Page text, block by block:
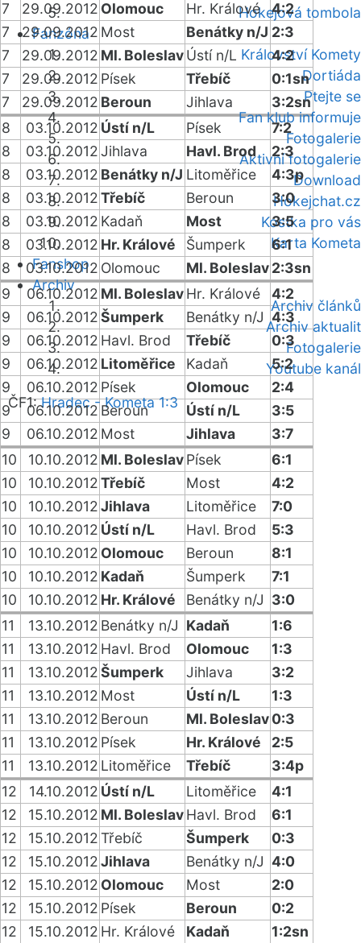
Hokejová tombola
Fanzóna
Království Komety
Dortiáda
Ptejte se
Fan klub informuje
Fotogalerie
Aktivní fotogalerie
Download
Hokejchat.cz
Kostka pro vás
Karta Kometa
Fanshop
Archiv
Archiv článků
Archiv aktualit
Fotogalerie
Youtube kanál
ČF1:Hradec - Kometa 1:3
7
29.09.2012 Olomouc Hr. Králové
4:2
7
29.09.2012 Most Benátky n/J 2:3
7
29.09.2012 Ml. BoleslavÚstí n/L
4:2
7
29.09.2012 Písek Třebíč
0:1sn
7
29.09.2012 Beroun Jihlava
3:2sn
8
03.10.2012 Ústí n/L Písek
7:2
8
03.10.2012Jihlava Havl. Brod
2:3
8
03.10.2012 Benátky n/J Litoměřice
4:3p
8
03.10.2012Třebíč Beroun
3:0
8
03.10.2012 Kadaň Most
3:5
8
03.10.2012 Hr. Králové Šumperk
6:1
8
03.10.2012 Olomouc Ml. Boleslav2:3sn
9
06.10.2012 Ml. BoleslavHr. Králové
4:2
9
06.10.2012Šumperk Benátky n/J 4:3
9
06.10.2012 Havl. Brod Třebíč
0:3
9
06.10.2012 Litoměřice Kadaň
5:2
9
06.10.2012 Písek Olomouc
2:4
9
06.10.2012 Beroun Ústí n/L
3:5
9
06.10.2012 Most Jihlava
3:7
10
10.10.2012 Ml. BoleslavPísek
6:1
10
10.10.2012Třebíč Most
4:2
10
10.10.2012Jihlava Litoměřice
7:0
10
10.10.2012 Ústí n/L Havl. Brod
5:3
10
10.10.2012 Olomouc Beroun
8:1
10
10.10.2012 Kadaň Šumperk
7:1
10
10.10.2012 Hr. Králové Benátky n/J 3:0
11
13.10.2012 Benátky n/J Kadaň
1:6
11
13.10.2012 Havl. Brod Olomouc
1:3
11
13.10.2012Šumperk Jihlava
3:2
11
13.10.2012 Most Ústí n/L
1:3
11
13.10.2012 Beroun Ml. Boleslav0:3
11
13.10.2012 Písek Hr. Králové
2:5
11
13.10.2012 Litoměřice Třebíč
3:4p
12
14.10.2012 Ústí n/L Litoměřice
4:1
12
15.10.2012 Ml. BoleslavHavl. Brod
6:1
12
15.10.2012Třebíč Šumperk
0:3
12
15.10.2012Jihlava Benátky n/J 4:0
12
15.10.2012 Olomouc Most
2:0
12
15.10.2012 Písek Beroun
0:2
12
15.10.2012 Hr. Králové Kadaň 1:2sn